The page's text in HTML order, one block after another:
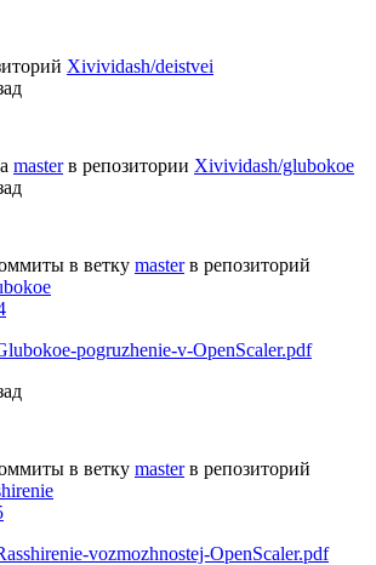
Xivividash/deistvei
master в репозитории Xivividash/glubokoe
в ветку master в репозиторий
pogruzhenie-v-OpenScaler.pdf
в ветку master в репозиторий
vozmozhnostej-OpenScaler.pdf